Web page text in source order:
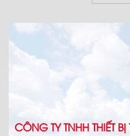
CÔNG TY TNHH THIẾT